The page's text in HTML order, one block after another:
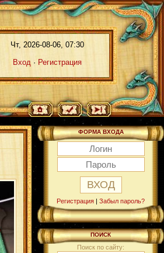
Чт, 2026-08-06, 07:30
Вход · Регистрация
ФОРМА ВХОДА
Регистрация | Забыл пароль?
ПОИСК
Поиск по сайту: